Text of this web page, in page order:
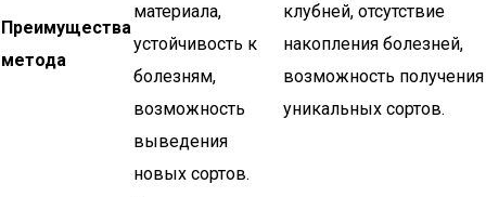
Преимущества
метода
материала,
устойчивость к
болезням,
возможность
выведения
новых сортов.
клубней, отсутствие
накопления болезней,
возможность получения
уникальных сортов.